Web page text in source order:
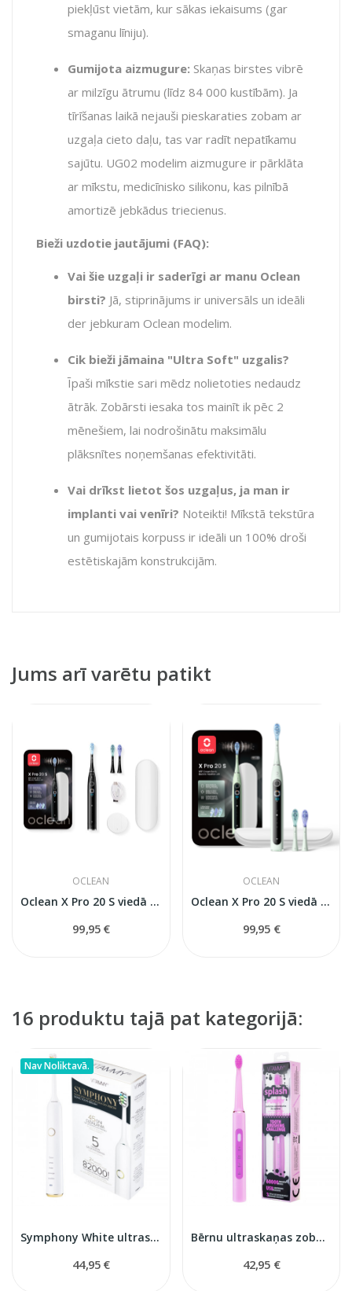
piekļūst vietām, kur sākas iekaisums (gar
smaganu līniju).
Gumijota aizmugure: Skaņas birstes vibrē
ar milzīgu ātrumu (līdz 84 000 kustībām). Ja
tīrīšanas laikā nejauši pieskaraties zobam ar
uzgaļa cieto daļu, tas var radīt nepatīkamu
sajūtu. UG02 modelim aizmugure ir pārklāta
ar mīkstu, medicīnisko silikonu, kas pilnībā
amortizē jebkādus triecienus.
Bieži uzdotie jautājumi (FAQ):
Vai šie uzgaļi ir saderīgi ar manu Oclean
birsti? Jā, stiprinājums ir universāls un ideāli
der jebkuram Oclean modelim.
Cik bieži jāmaina "Ultra Soft" uzgalis?
Īpaši mīkstie sari mēdz nolietoties nedaudz
ātrāk. Zobārsti iesaka tos mainīt ik pēc 2
mēnešiem, lai nodrošinātu maksimālu
plāksnītes noņemšanas efektivitāti.
Vai drīkst lietot šos uzgaļus, ja man ir
implanti vai venīri? Noteikti! Mīkstā tekstūra
un gumijotais korpuss ir ideāli un 100% droši
estētiskajām konstrukcijām.
Jums arī varētu patikt
OCLEAN
Oclean X Pro 20 S viedā soniskā elektriskā...
99,95 €
OCLEAN
Oclean X Pro 20 S viedā soniskā elektriskā zobu...
99,95 €
16 produktu tajā pat kategorijā:
Nav Noliktavā.
Symphony White ultraskaņas zobu birste
44,95 €
Bērnu ultraskaņas zobu birste Splash
42,95 €